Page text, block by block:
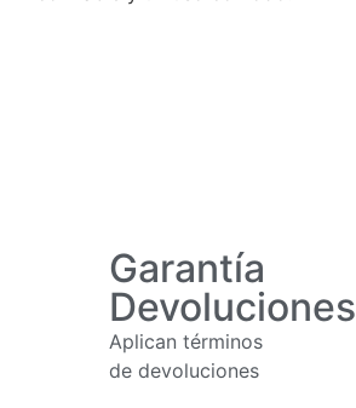
Garantía
Devoluciones
Aplican términos
de devoluciones